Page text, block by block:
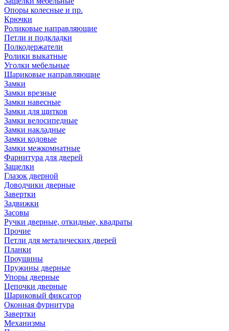
Опоры колесные и пр.
Крючки
Роликовые направляющие
Петли и подкладки
Полкодержатели
Ролики выкатные
Уголки мебельные
Шариковые направляющие
Замки
Замки врезные
Замки навесные
Замки для щитков
Замки велосипедные
Замки накладные
Замки кодовые
Замки межкомнатные
Фарнитура для дверей
Защелки
Глазок дверной
Доводчики дверные
Завертки
Задвижки
Засовы
Ручки дверные, откидные, квадраты
Прочие
Петли для металических дверей
Планки
Проушины
Пружины дверные
Упоры дверные
Цепочки дверные
Шариковый фиксатор
Оконная фурнитура
Завертки
Механизмы